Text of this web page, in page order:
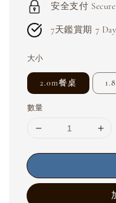
安全支付
7天鑑賞期 7
大小
2.0m餐桌
數量